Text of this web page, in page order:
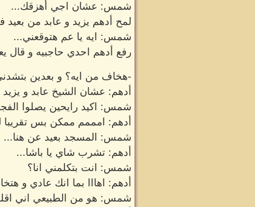
شمس: عشان اجي أهزقك...
لمح أدهم يزيد و عابد من
شمس: ايه يا عم هتوقعني...
رفع أدهم احدي حاجبيه و قال
-هخاف من ايه؟ و بعدين
أدهم: عشان الشيخ عابد و
شمس: اكيد رايحين يصلوا
أدهم: امممم ممكن بس
شمس: المسجد بعيد عن هنا...
أدهم: تشرب شاي يا باشا...
شمس: انت بتكلمني انا؟
أدهم: اهااا بما انك عادي و
شمس: هو من الطبيعي اني